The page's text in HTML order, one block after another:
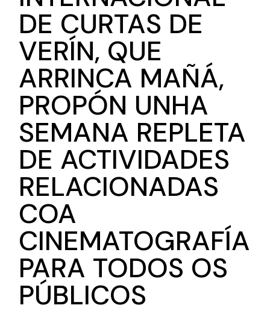
DE CURTAS DE
VERÍN, QUE
ARRINCA MAÑÁ,
PROPÓN UNHA
SEMANA REPLETA
DE ACTIVIDADES
RELACIONADAS
COA
CINEMATOGRAFÍA
PARA TODOS OS
PÚBLICOS